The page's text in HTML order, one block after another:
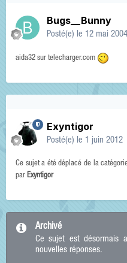
Bugs__Bunny
Posté(e) le 12 mai 2004
aida32 sur telecharger.com
Exyntigor
Posté(e) le 1 juin 2012
Ce sujet a été déplacé de la
par Exyntigor
Archivé
Ce sujet est désormais
nouvelles réponses.